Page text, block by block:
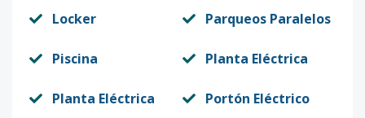
Locker Parqueos Paralelos
Piscina Planta Eléctrica
Planta Eléctrica Portón Eléctrico